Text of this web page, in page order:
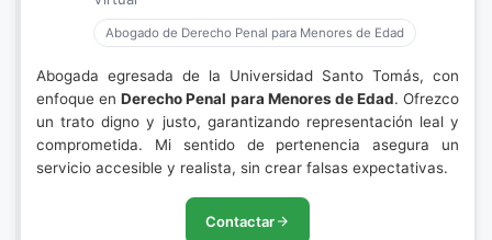
Abogado de Derecho Penal para Menores de Edad
Abogada egresada de la Universidad Santo Tomás, con
enfoque enDerecho Penal para Menores de Edad. Ofrezco
un trato digno y justo, garantizando representación leal y
comprometida. Mi sentido de pertenencia asegura un
servicio accesible y realista, sin crear falsas expectativas.
Contactar